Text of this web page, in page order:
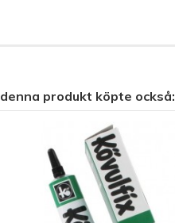
produkt köpte också: